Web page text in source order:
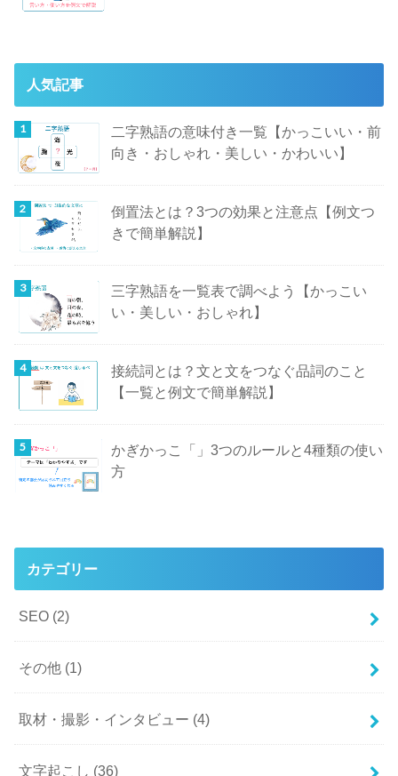
人気記事
二字熟語の意味付き一覧【かっこいい・前
向き・おしゃれ・美しい・かわいい】
倒置法とは？3つの効果と注意点【例文つ
きで簡単解説】
三字熟語を一覧表で調べよう【かっこい
い・美しい・おしゃれ】
接続詞とは？文と文をつなぐ品詞のこと
【一覧と例文で簡単解説】
かぎかっこ「」3つのルールと4種類の使い
方
カテゴリー
SEO (2)
その他 (1)
取材・撮影・インタビュー (4)
文字起こし (36)